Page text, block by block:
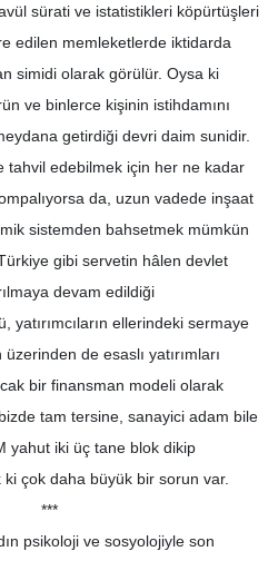
sürati ve istatistikleri köpürtüşleri
edilen memleketlerde iktidarda
simidi olarak görülür. Oysa ki
ve binlerce kişinin istihdamını
getirdiği devri daim sunidir.
tahvil edebilmek için her ne kadar
da, uzun vadede inşaat
sistemden bahsetmek mümkün
gibi servetin hâlen devlet
devam edildiği
ellerindeki sermaye
de esaslı yatırımları
bir finansman modeli olarak
tam tersine, sanayici adam bile
yahut iki üç tane blok dikip
çok daha büyük bir sorun var.
***
psikoloji ve sosyolojiyle son